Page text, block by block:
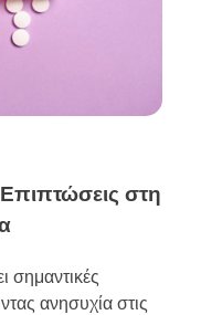
στη
σημαντικές
ανησυχία στις